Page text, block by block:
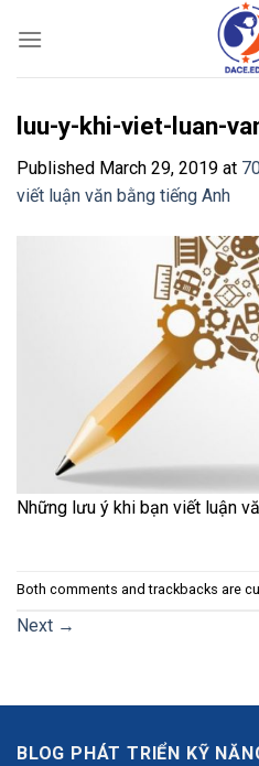
luu-y-khi-viet-luan-
Published March 29, 2019 at
viết luận văn bằng tiếng Anh
Những lưu ý khi bạn viết luận
Both comments and trackbacks are
Next →
BLOG PHÁT TRIỂN KỸ